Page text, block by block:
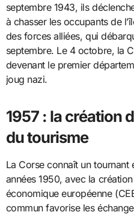
septembre 1943, ils
à chasser les occupants de
des forces alliées, qui
septembre. Le 4 octobre, la
devenant le premier
joug nazi.
1957 : la création
du tourisme
La Corse connaît un
années 1950, avec la
économique européenne
commun favorise les